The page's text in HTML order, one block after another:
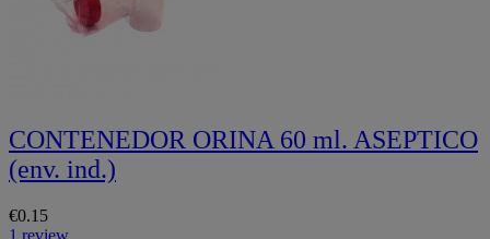
CONTENEDOR ORINA 60 ml. ASEPTICO
(env. ind.)
€0.15
1 review